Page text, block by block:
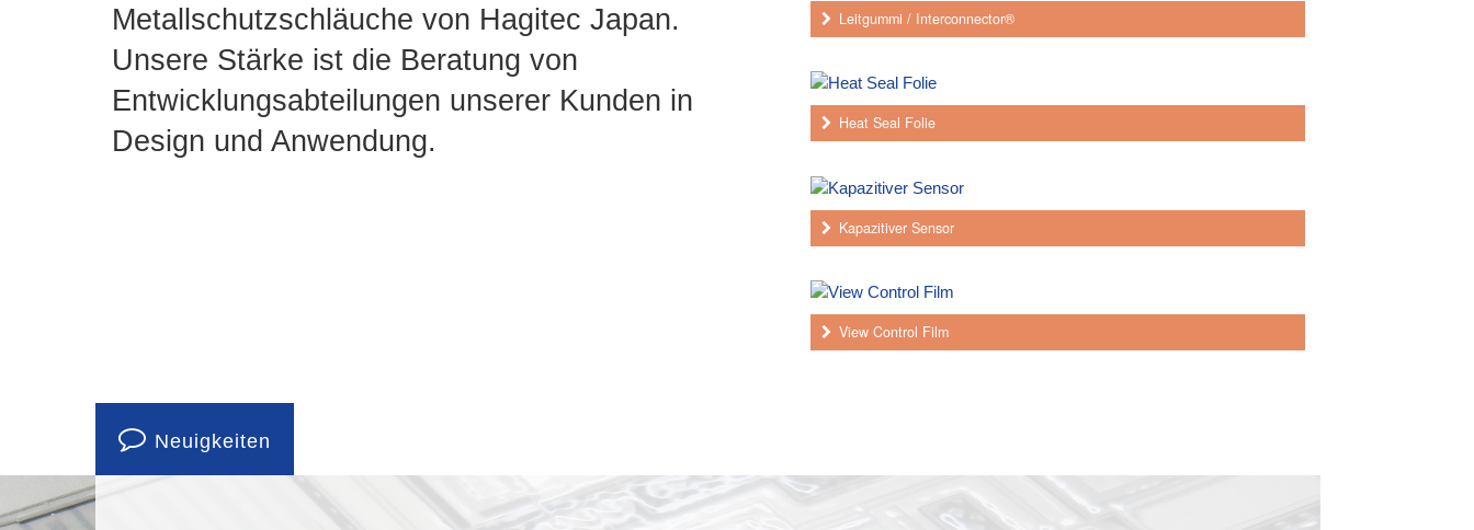
Metallschutzschläuche von Hagitec Japan.
Unsere Stärke ist die Beratung von
Entwicklungsabteilungen unserer Kunden in
Design und Anwendung.
Leitgummi / Interconnector®
Heat Seal Folie
Kapazitiver Sensor
View Control Film
Neuigkeiten